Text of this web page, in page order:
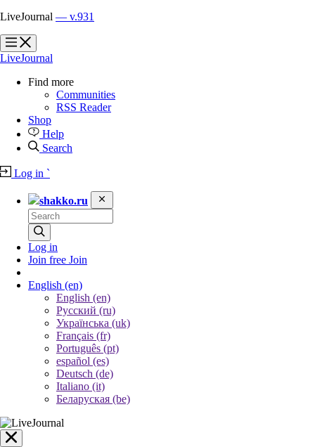
LiveJournal — v.931
?
?
LiveJournal
Find more
Communities
RSS Reader
Shop
Help
Search
Log in `
shakko.ru
Log in
Join free Join
English (en)
English (en)
Русский (ru)
Українська (uk)
Français (fr)
Português (pt)
español (es)
Deutsch (de)
Italiano (it)
Беларуская (be)